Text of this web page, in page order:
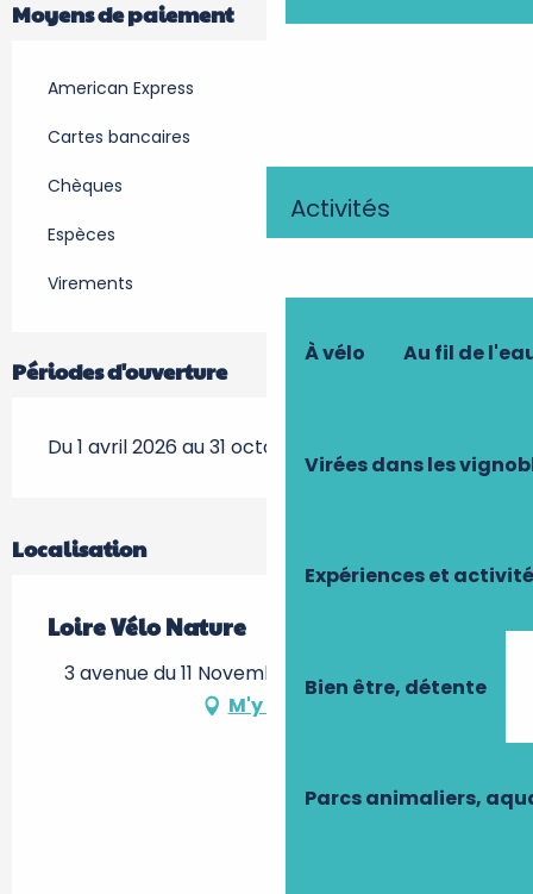
Activités
À vélo Au fil de
Virées dans les
Expériences et
Bien être, détente
Parcs animaliers,
Moyens de paiement
American Express
Cartes bancaires
Chèques
Espèces
Virements
Périodes d'ouverture
Du 1 avril 2026 au 31 octobre 2026
Localisation
Loire Vélo Nature
3 avenue du 11 Novembre, 37130 Bréhémont
M'y rendre